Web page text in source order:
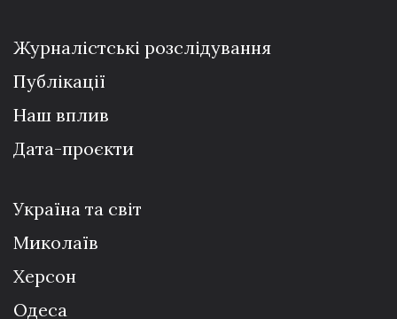
Журналістські розслідування
Публікації
Наш вплив
Дата-проєкти
Україна та світ
Миколаїв
Херсон
Одеса